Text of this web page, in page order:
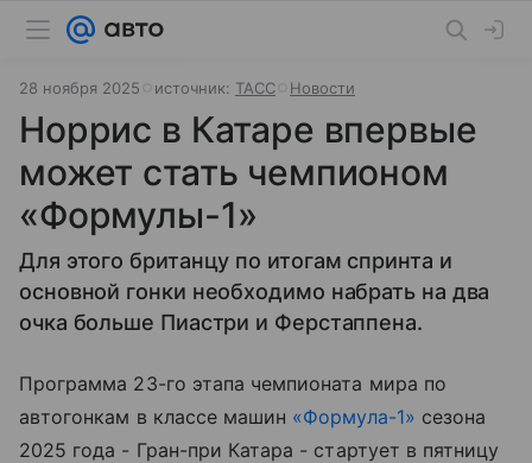
28 ноября 2025 источник: ТАСС Новости
Норрис в Катаре впервые
может стать чемпионом
«Формулы-1»
Для этого британцу по итогам спринта и
основной гонки необходимо набрать на два
очка больше Пиастри и Ферстаппена.
Программа 23-го этапа чемпионата мира по
автогонкам в классе машин «Формула-1» сезона
2025 года - Гран-при Катара - стартует в пятницу